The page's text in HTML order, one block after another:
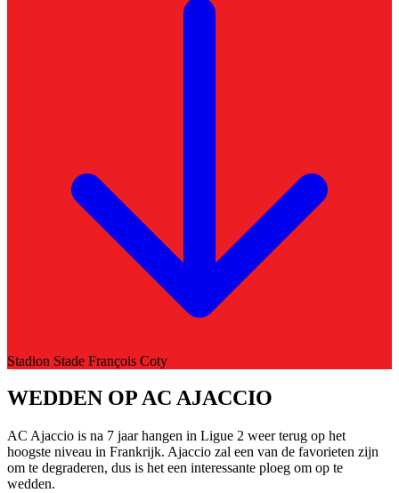
Stadion Stade François Coty
WEDDEN OP AC AJACCIO
AC Ajaccio is na 7 jaar hangen in Ligue 2 weer terug op het
hoogste niveau in Frankrijk. Ajaccio zal een van de favorieten zijn
om te degraderen, dus is het een interessante ploeg om op te
wedden.